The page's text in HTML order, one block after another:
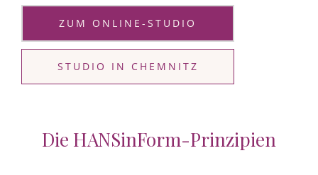
ZUM ONLINE-STUDIO
STUDIO IN CHEMNITZ
Die HANSinForm-Prinzipien